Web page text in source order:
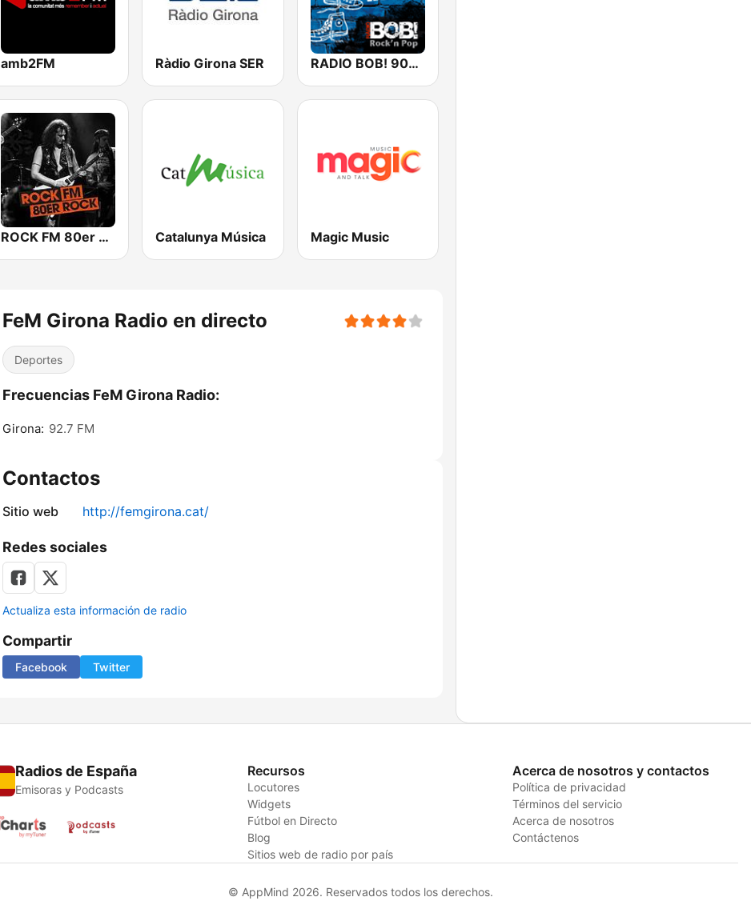
amb2FM Ràdio Girona SER RADIO BOB! 90er Rock
ROCK FM 80er Rock Catalunya Música Magic Music
FeM Girona Radio en directo
Deportes
Frecuencias FeM Girona Radio:
Girona: 92.7 FM
Contactos
Sitio web http://femgirona.cat/
Redes sociales
Actualiza esta información de radio
Compartir
Facebook Twitter
Radios de España
Emisoras y Podcasts
Recursos
Locutores
Widgets
Fútbol en Directo
Blog
Sitios web de radio por país
Acerca de nosotros y contactos
Política de privacidad
Términos del servicio
Acerca de nosotros
Contáctenos
© AppMind 2026. Reservados todos los derechos.